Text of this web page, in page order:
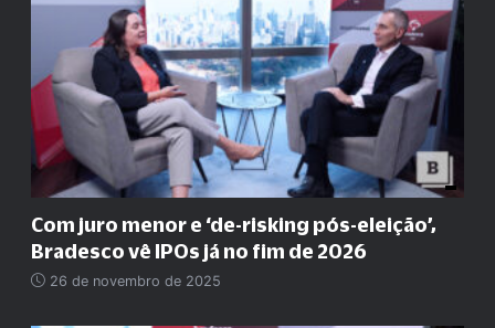
Com juro menor e ‘de-risking pós-eleição’,
Bradesco vê IPOs já no fim de 2026
26 de novembro de 2025